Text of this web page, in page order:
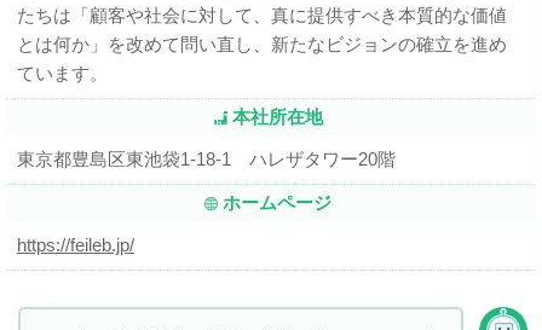
たちは「顧客や社会に対して、真に提供すべき本質的な価値
とは何か」を改めて問い直し、新たなビジョンの確立を進め
ています。
本社所在地
東京都豊島区東池袋1-18-1 ハレザタワー20階
ホームページ
https://feileb.jp/